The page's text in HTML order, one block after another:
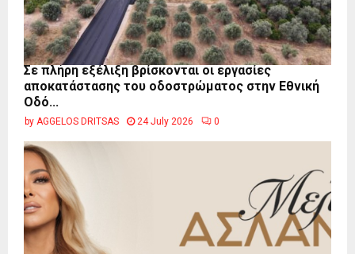
Σε πλήρη εξέλιξη βρίσκονται οι εργασίες
αποκατάστασης του οδοστρώματος στην Εθνική
Οδό...
by AGGELOS DRITSAS 24 July 2026 0